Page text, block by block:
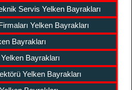
Servis Yelken Bayrakları
Yelken Bayrakları
Bayrakları
Bayrakları
Yelken Bayrakları